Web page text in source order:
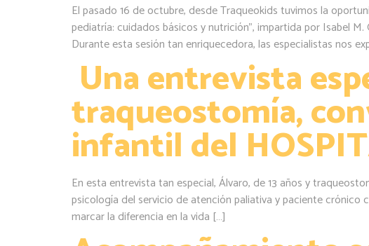
El pasado 16 de octubre, desde Traqueokids tuvimos la
pediatría: cuidados básicos y nutrición”, impartida por Isabel
Durante esta sesión tan enriquecedora, las especialistas nos
Una entrevista
traqueostomía,
infantil del
En esta entrevista tan especial, Álvaro, de 13 años y
psicología del servicio de atención paliativa y paciente
marcar la diferencia en la vida […]